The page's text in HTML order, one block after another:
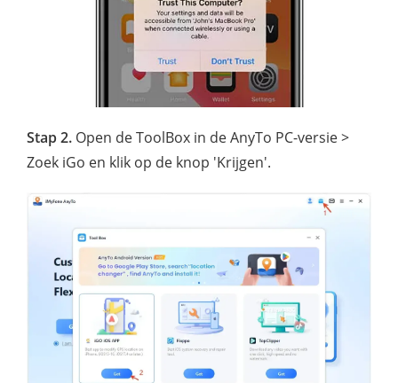
Stap 2. Open de ToolBox in de AnyTo PC-versie >
Zoek iGo en klik op de knop 'Krijgen'.